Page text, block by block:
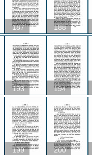
187 188
193 194
199 200